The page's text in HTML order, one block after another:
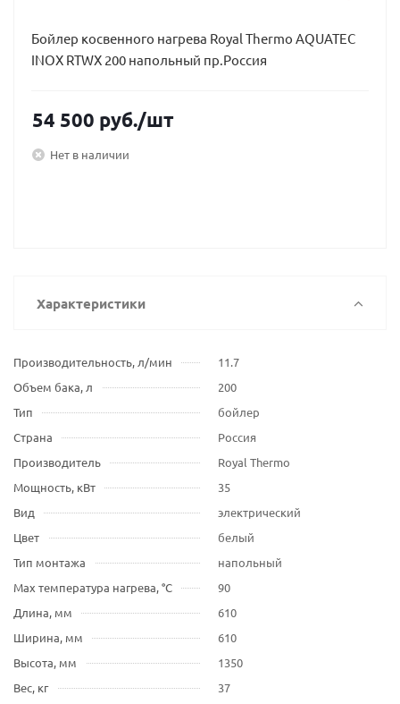
Бойлер косвенного нагрева Royal Thermo AQUATEC
INOX RTWX 200 напольный пр.Россия
54 500 руб./шт
Нет в наличии
Характеристики
Производительность, л/мин
11.7
Объем бака, л
200
Тип
бойлер
Страна
Россия
Производитель
Royal Thermo
Мощность, кВт
35
Вид
электрический
Цвет
белый
Тип монтажа
напольный
Max температура нагрева, °С
90
Длина, мм
610
Ширина, мм
610
Высота, мм
1350
Вес, кг
37